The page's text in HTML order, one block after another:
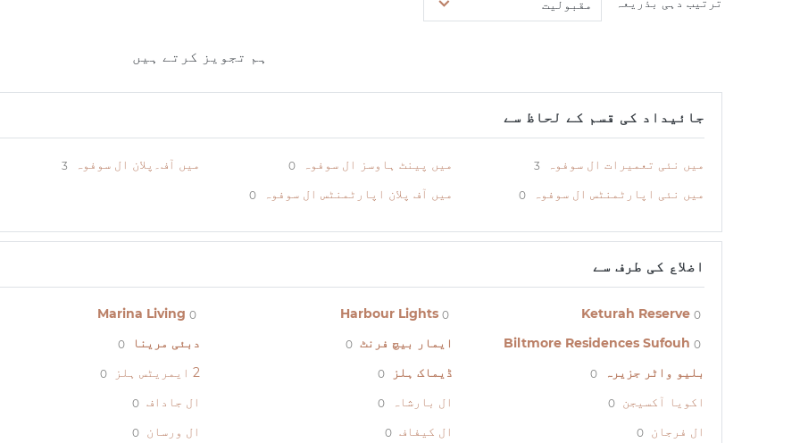
مقبولیت
ہم تجویز کرتے ہیں
جائیداد کی قسم کے لحاظ سے
میں نئی تعمیرات ال سوفوہ 3 میں پینٹ ہاوسز ال سوفوہ 0 میں آف۔پلان ال سوفوہ 3
میں نئی اپارٹمنٹس ال سوفوہ 0 میں آف پلان اپارٹمنٹس ال سوفوہ 0
اضلاع کی طرف سے
Keturah Reserve 0
Harbour Lights 0
Marina Living 0
Biltmore Residences Sufouh 0 ایمار بیچ فرنٹ 0 دبئی مرینا 0
بلیو واٹر جزیرہ 0 ڈیماک ہلز 0 2 ایمریٹس ہلز 0
اکویا آکسیجن 0 ال بارشاہ 0 ال جاداف 0
ال فرجان 0 ال کیفاف 0 ال ورسان 0